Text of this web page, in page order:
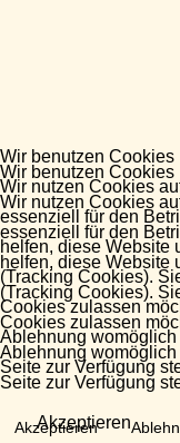
Wir benutzen Cookies
Wir nutzen Cookies
essenziell für den
helfen, diese Website
(Tracking Cookies).
Cookies zulassen
Ablehnung
Seite zur Verfügung
Akzeptieren
Wir benutzen Cookies
Wir nutzen Cookies
essenziell für den
helfen, diese Website
(Tracking Cookies).
Cookies zulassen
Ablehnung
Seite zur Verfügung
Akzeptieren